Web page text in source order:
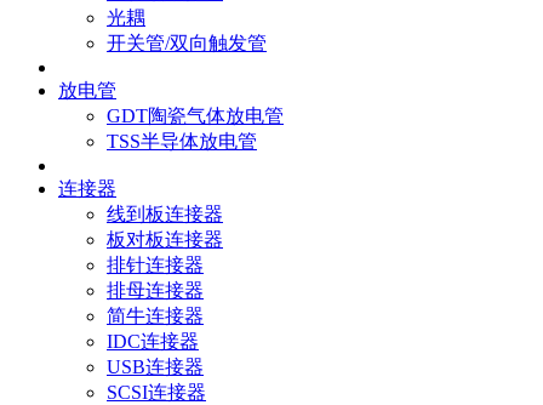
光耦
开关管/双向触发管
放电管
GDT陶瓷气体放电管
TSS半导体放电管
连接器
线到板连接器
板对板连接器
排针连接器
排母连接器
简牛连接器
IDC连接器
USB连接器
SCSI连接器